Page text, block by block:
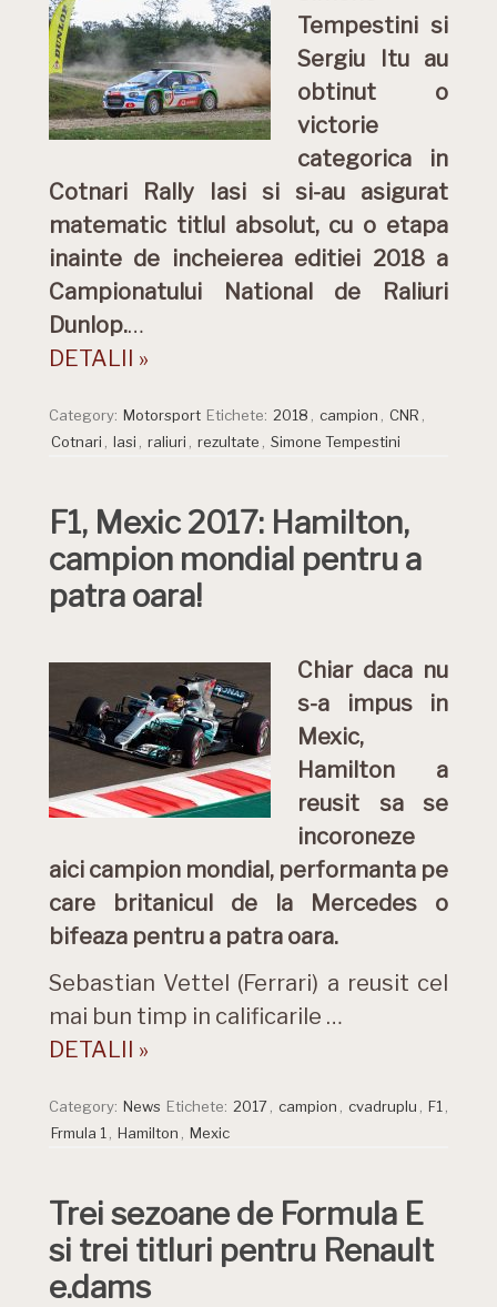
Tempestini si
Sergiu Itu au
obtinut o
victorie
categorica in
Cotnari Rally Iasi si si-au asigurat
matematic titlul absolut, cu o etapa
inainte de incheierea editiei 2018 a
Campionatului National de Raliuri
Dunlop.…
DETALII »
Category: Motorsport Etichete: 2018 campion CNR
Cotnari
Iasi raliuri rezultate Simone Tempestini
F1, Mexic 2017: Hamilton,
campion mondial pentru a
patra oara!
Chiar daca nu
s-a impus in
Mexic,
Hamilton a
reusit sa se
incoroneze
aici campion mondial, performanta pe
care britanicul de la Mercedes o
bifeaza pentru a patra oara.
Sebastian Vettel (Ferrari) a reusit cel
mai bun timp in calificarile …
DETALII »
Category: News Etichete: 2017 campion cvadruplu F1
Frmula 1
Hamilton Mexic
Trei sezoane de Formula E
si trei titluri pentru Renault
e.dams